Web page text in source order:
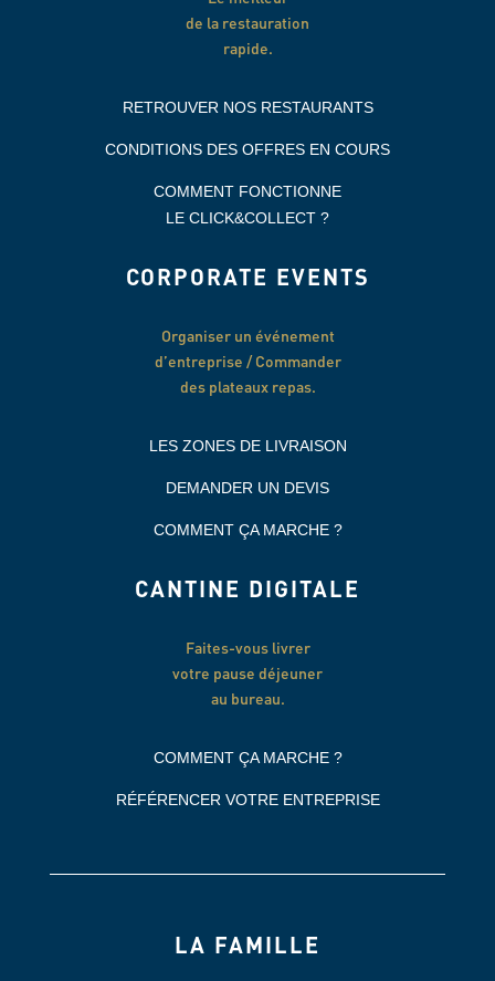
de la restauration
rapide.
RETROUVER NOS RESTAURANTS
CONDITIONS DES OFFRES EN COURS
COMMENT FONCTIONNE
LE CLICK&COLLECT ?
CORPORATE EVENTS
Organiser un événement
d’entreprise / Commander
des plateaux repas.
LES ZONES DE LIVRAISON
DEMANDER UN DEVIS
COMMENT ÇA MARCHE ?
CANTINE DIGITALE
Faites-vous livrer
votre pause déjeuner
au bureau.
COMMENT ÇA MARCHE ?
RÉFÉRENCER VOTRE ENTREPRISE
LA FAMILLE